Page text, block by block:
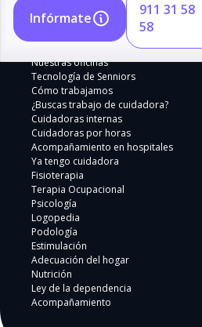
Infórmate
911 31 58
58
Nuestras oficinas
Tecnología de Senniors
Cómo trabajamos
¿Buscas trabajo de cuidadora?
Cuidadoras internas
Cuidadoras por horas
Acompañamiento en hospitales
Ya tengo cuidadora
Fisioterapia
Terapia Ocupacional
Psicología
Logopedia
Podología
Estimulación
Adecuación del hogar
Nutrición
Ley de la dependencia
Acompañamiento